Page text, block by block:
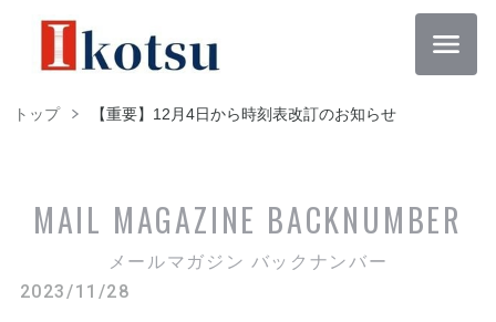
トップ 【重要】12月4日から時刻表改訂のお知らせ
MAIL MAGAZINE BACKNUMBER
メールマガジン バックナンバー
2023/11/28